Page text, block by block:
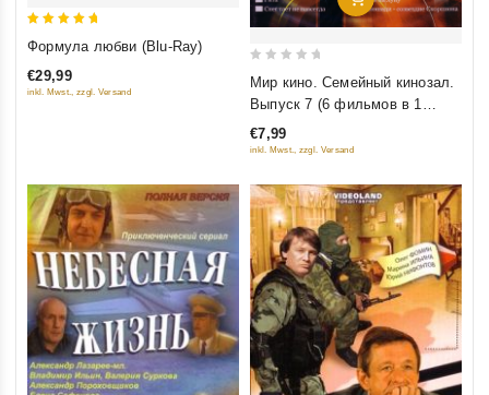
out of 5
Формула любви (Blu-Ray)
€29,99
inkl. Mwst., zzgl. Versand out
5
Мир кино. Семейный кинозал.
Выпуск 7 (6 фильмов в 1
диске)
€7,99
inkl. Mwst., zzgl. Versand